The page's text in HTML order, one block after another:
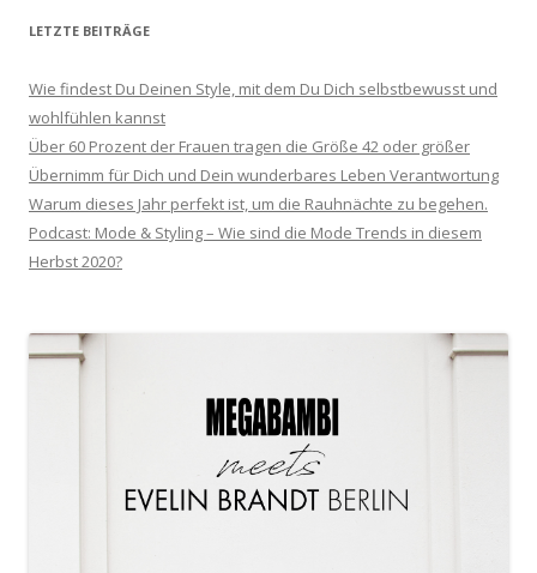
LETZTE BEITRÄGE
Wie findest Du Deinen Style, mit dem Du Dich selbstbewusst und
wohlfühlen kannst
Über 60 Prozent der Frauen tragen die Größe 42 oder größer
Übernimm für Dich und Dein wunderbares Leben Verantwortung
Warum dieses Jahr perfekt ist, um die Rauhnächte zu begehen.
Podcast: Mode & Styling – Wie sind die Mode Trends in diesem
Herbst 2020?